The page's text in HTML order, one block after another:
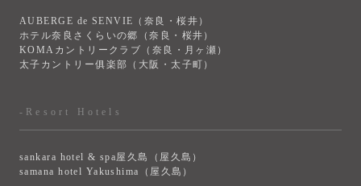
AUBERGE de SENVIE（奈良・桜井）
ホテル奈良さくらいの郷（奈良・桜井）
KOMAカントリークラブ（奈良・月ヶ瀬）
太子カントリー俱楽部（大阪・太子町）
-Resort Hotels
sankara hotel & spa屋久島（屋久島）
samana hotel Yakushima（屋久島）